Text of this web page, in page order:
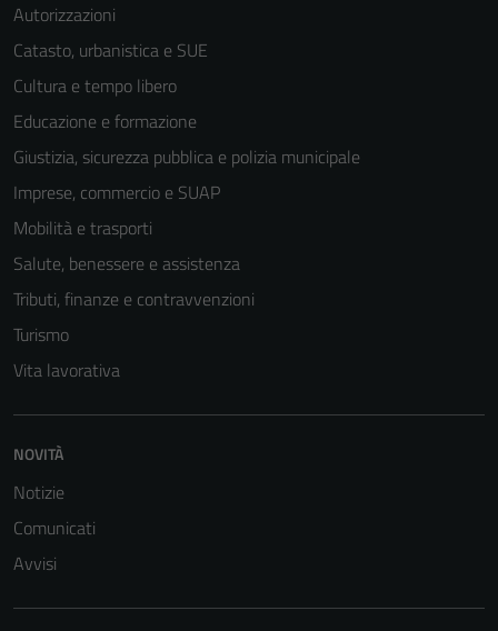
Autorizzazioni
Catasto, urbanistica e SUE
Cultura e tempo libero
Educazione e formazione
Giustizia, sicurezza pubblica e polizia municipale
Imprese, commercio e SUAP
Mobilità e trasporti
Salute, benessere e assistenza
Tributi, finanze e contravvenzioni
Turismo
Vita lavorativa
NOVITÀ
Notizie
Comunicati
Avvisi